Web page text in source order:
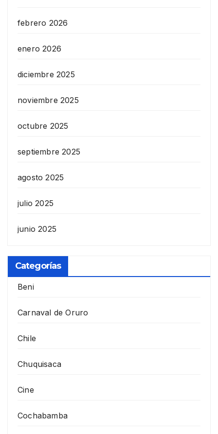
febrero 2026
enero 2026
diciembre 2025
noviembre 2025
octubre 2025
septiembre 2025
agosto 2025
julio 2025
junio 2025
Categorías
Beni
Carnaval de Oruro
Chile
Chuquisaca
Cine
Cochabamba